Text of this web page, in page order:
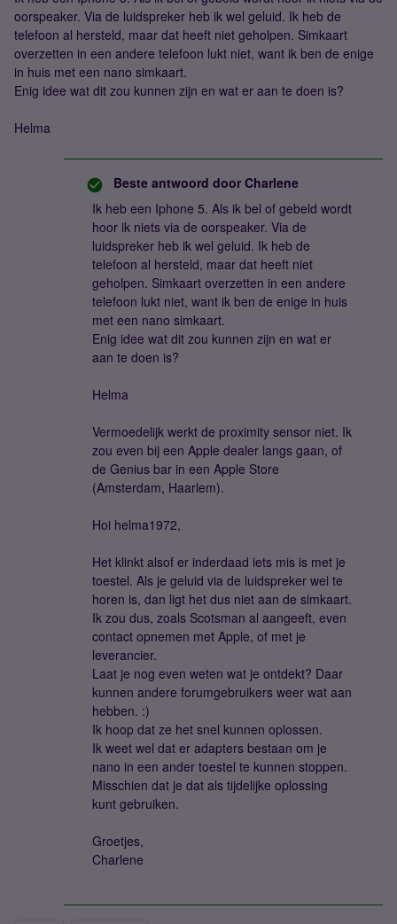
oorspeaker. Via de luidspreker heb ik wel geluid. Ik heb de
telefoon al hersteld, maar dat heeft niet geholpen. Simkaart
overzetten in een andere telefoon lukt niet, want ik ben de enige
in huis met een nano simkaart.
Enig idee wat dit zou kunnen zijn en wat er aan te doen is?
Helma
Beste antwoord door Charlene
Ik heb een Iphone 5. Als ik bel of gebeld wordt
hoor ik niets via de oorspeaker. Via de
luidspreker heb ik wel geluid. Ik heb de
telefoon al hersteld, maar dat heeft niet
geholpen. Simkaart overzetten in een andere
telefoon lukt niet, want ik ben de enige in huis
met een nano simkaart.
Enig idee wat dit zou kunnen zijn en wat er
aan te doen is?
Helma
Vermoedelijk werkt de proximity sensor niet. Ik
zou even bij een Apple dealer langs gaan, of
de Genius bar in een Apple Store
(Amsterdam, Haarlem).
Hoi helma1972,
Het klinkt alsof er inderdaad iets mis is met je
toestel. Als je geluid via de luidspreker wel te
horen is, dan ligt het dus niet aan de simkaart.
Ik zou dus, zoals Scotsman al aangeeft, even
contact opnemen met Apple, of met je
leverancier.
Laat je nog even weten wat je ontdekt? Daar
kunnen andere forumgebruikers weer wat aan
hebben. :)
Ik hoop dat ze het snel kunnen oplossen.
Ik weet wel dat er adapters bestaan om je
nano in een ander toestel te kunnen stoppen.
Misschien dat je dat als tijdelijke oplossing
kunt gebruiken.
Groetjes,
Charlene